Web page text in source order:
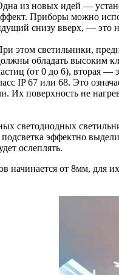
из новых идей —
Приборы можно
снизу вверх, — это
этом светильники,
обладать высоким
(от 0 до 6), вторая —
IP 67 или 68. Это
Их поверхность не
светодиодных
эффектно
ослеплять.
начинается от 8мм, для